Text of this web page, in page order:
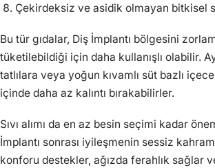
Çekirdeksiz ve asidik olmayan bitkisel
Bu tür gıdalar, Diş İmplantı bölgesini
tüketilebildiği için daha kullanışlı olabilir.
tatlılara veya yoğun kıvamlı süt bazlı
içinde daha az kalıntı bırakabilirler.
Sıvı alımı da en az besin seçimi kadar
İmplantı sonrası iyileşmenin sessiz
konforu destekler, ağızda ferahlık sağlar